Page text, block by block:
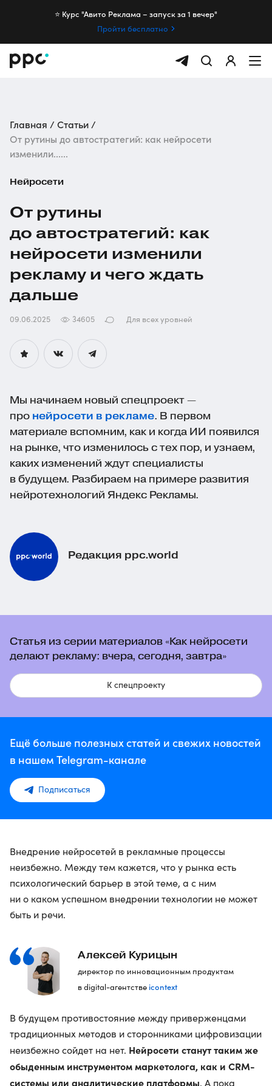
⭐️ Курс "Авито Реклама – запуск за 1 вечер"
Пройти бесплатно
Главная
Статьи
От рутины до автостратегий: как нейросети
изменили......
Нейросети
От рутины
до автостратегий: как
нейросети изменили
рекламу и чего ждать
дальше
09.06.2025 34605 Для всех уровней
Мы начинаем новый спецпроект —
про нейросети в рекламе. В первом
материале вспомним, как и когда ИИ появился
на рынке, что изменилось с тех пор, и узнаем,
каких изменений ждут специалисты
в будущем. Разбираем на примере развития
нейротехнологий Яндекс Рекламы.
Редакция ppc.world
Статья из серии материалов «Как нейросети
делают рекламу: вчера, сегодня, завтра»
К спецпроекту
Ещё больше полезных статей и свежих новостей
в нашем Telegram-канале
Подписаться
Внедрение нейросетей в рекламные процессы
неизбежно. Между тем кажется, что у рынка есть
психологический барьер в этой теме, а с ним
ни о каком успешном внедрении технологии не может
быть и речи.
Алексей Курицын
директор по инновационным продуктам
в digital-агентствеicontext
В будущем противостояние между приверженцами
традиционных методов и сторонниками цифровизации
неизбежно сойдет на нет. Нейросети станут таким же
обыденным инструментом маркетолога, как и CRM-
системы или аналитические платформы. А пока